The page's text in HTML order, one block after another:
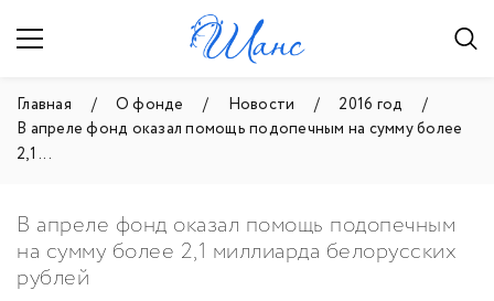
Главная О фонде Новости
2016 год
В апреле фонд оказал помощь подопечным на сумму более
2,1 ...
В апреле фонд оказал помощь подопечным
на сумму более 2,1 миллиарда белорусских
рублей